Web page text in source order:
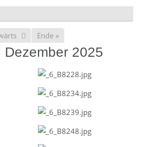
Ende »
Dezember 2025